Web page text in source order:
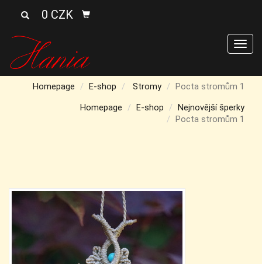
0 CZK
Homepage E-shop Stromy
Pocta stromům 1
Homepage
E-shop
Nejnovější šperky
Pocta stromům 1